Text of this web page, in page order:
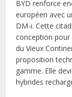
BYD renforce
européen avec
DM-i. Cette
conception
du Vieux
proposition
gamme. Elle
hybrides